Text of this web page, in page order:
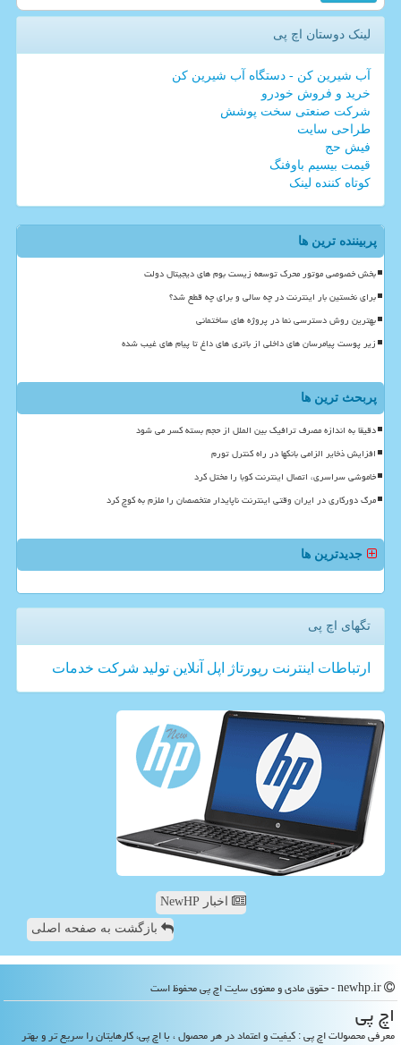
لینک دوستان اچ پی
آب شیرین کن - دستگاه آب شیرین کن
خرید و فروش خودرو
شرکت صنعتی سخت پوشش
طراحی سایت
فیش حج
قیمت بیسیم باوفنگ
کوتاه کننده لینک
پربیننده ترین ها
بخش خصوصی موتور محرک توسعه زیست بوم های دیجیتال دولت
برای نخستین بار اینترنت در چه سالی و برای چه قطع شد؟
بهترین روش دسترسی نما در پروژه های ساختمانی
زیر پوست پیامرسان های داخلی از باتری های داغ تا پیام های غیب شده
پربحث ترین ها
دقیقا به اندازه مصرف ترافیک بین الملل از حجم بسته کسر می شود
افزایش ذخایر الزامی بانکها در راه کنترل تورم
خاموشی سراسری، اتصال اینترنت کوبا را مختل کرد
مرگ دورکاری در ایران وقتی اینترنت ناپایدار متخصصان را ملزم به کوچ کرد
جدیدترین ها
تگهای اچ پی
ارتباطات اینترنت رپورتاژ اپل آنلاین تولید شركت خدمات
اخبار NewHP
بازگشت به صفحه اصلی
اچ پی
معرفی محصولات اچ پی : کیفیت و اعتماد در هر محصول ، با اچ پی، کارهایتان را سریع تر و بهتر